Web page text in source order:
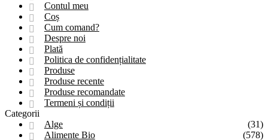
Contul meu
Coș
Cum comand?
Despre noi
Plată
Politica de confidențialitate
Produse
Produse recente
Produse recomandate
Termeni și condiții
Categorii
Alge
(31)
Alimente Bio
(578)